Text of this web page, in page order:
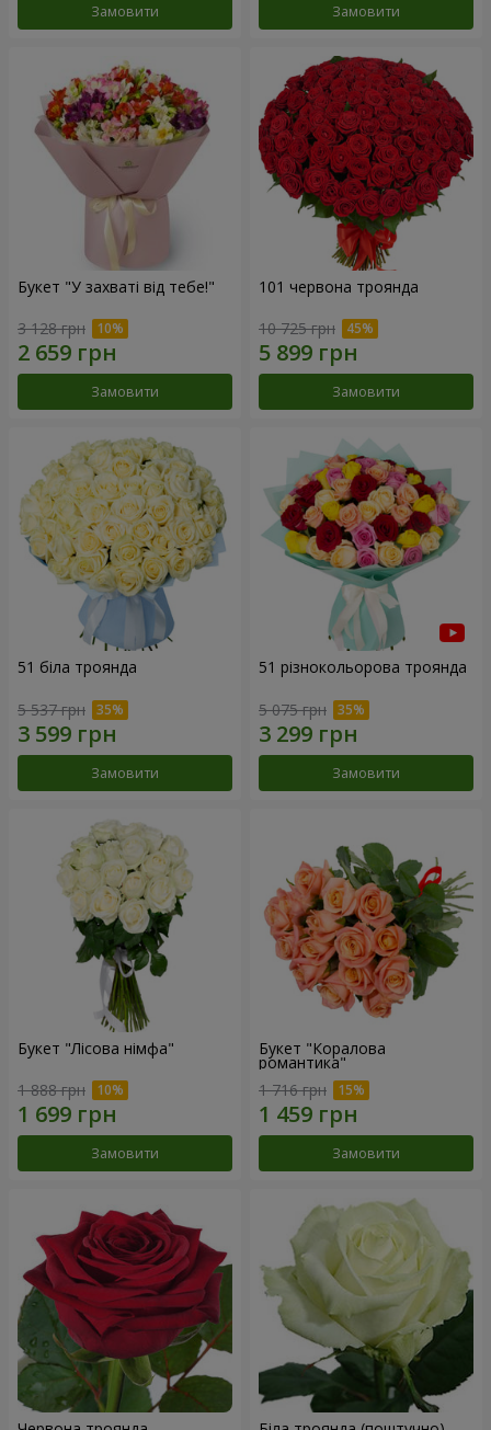
Замовити Замовити
Букет "У захваті від тебе!"
3 128 грн
Замовити
101 червона троянда
10 725 грн
Замовити
51 біла троянда
5 537 грн
Замовити
51 різнокольорова троянда
5 075 грн
Замовити
Букет "Лісова німфа"
1 888 грн
Замовити
Букет "Коралова
романтика"
1 716 грн
Замовити